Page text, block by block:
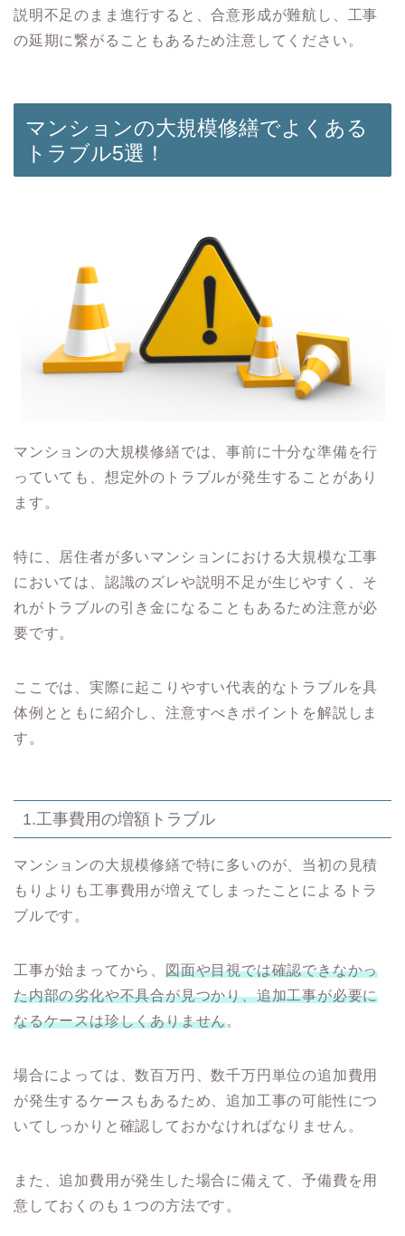
説明不足のまま進行すると、合意形成が難航し、工事
の延期に繋がることもあるため注意してください。
マンションの大規模修繕でよくある
トラブル5選！
マンションの大規模修繕では、事前に十分な準備を行
っていても、想定外のトラブルが発生することがあり
ます。
特に、居住者が多いマンションにおける大規模な工事
においては、認識のズレや説明不足が生じやすく、そ
れがトラブルの引き金になることもあるため注意が必
要です。
ここでは、実際に起こりやすい代表的なトラブルを具
体例とともに紹介し、注意すべきポイントを解説しま
す。
1.工事費用の増額トラブル
マンションの大規模修繕で特に多いのが、当初の見積
もりよりも工事費用が増えてしまったことによるトラ
ブルです。
工事が始まってから、 図面や目視では確認できなかっ
た内部の劣化や不具合が見つかり、追加工事が必要に
なるケースは珍しくありません。
場合によっては、数百万円、数千万円単位の追加費用
が発生するケースもあるため、追加工事の可能性につ
いてしっかりと確認しておかなければなりません。
また、追加費用が発生した場合に備えて、予備費を用
意しておくのも１つの方法です。